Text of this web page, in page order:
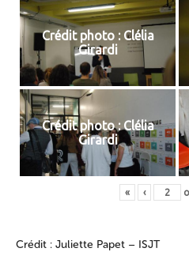
Crédit photo : Clélia
Girardi
Crédit photo : Clélia
Girardi
« ‹
Crédit : Juliette Papet – ISJT